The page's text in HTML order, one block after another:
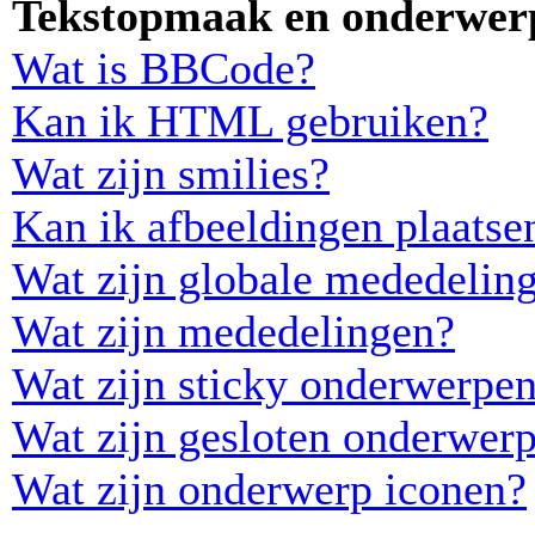
Tekstopmaak en
Wat is BBCode?
Kan ik HTML gebruiken?
Wat zijn smilies?
Kan ik afbeeldingen
Wat zijn globale
Wat zijn mededelingen?
Wat zijn sticky
Wat zijn gesloten
Wat zijn onderwerp iconen?